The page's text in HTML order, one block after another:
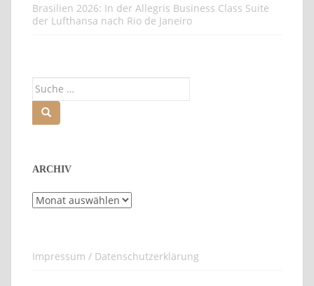
Brasilien 2026: In der Allegris Business Class Suite
der Lufthansa nach Rio de Janeiro
ARCHIV
Archiv
Impressum / Datenschutzerklärung